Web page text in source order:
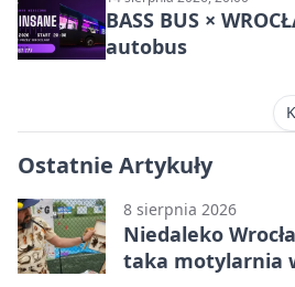
BASS BUS ×
autobus
Ostatnie Artykuły
8 sierpnia 2026
Niedaleko
taka motylarnia